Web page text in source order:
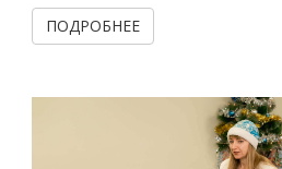
ПОДРОБНЕЕ